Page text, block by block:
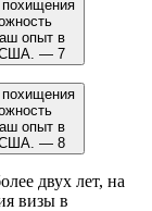
двух лет, на
визы в